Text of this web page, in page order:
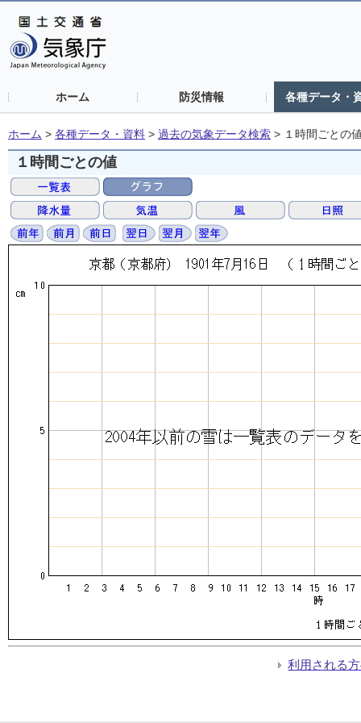
ホーム 防災情報 各種データ・
ホーム > 各種データ・資料 > 過去の気象データ検索 > １時間ごとの
１時間ごとの値
利用される